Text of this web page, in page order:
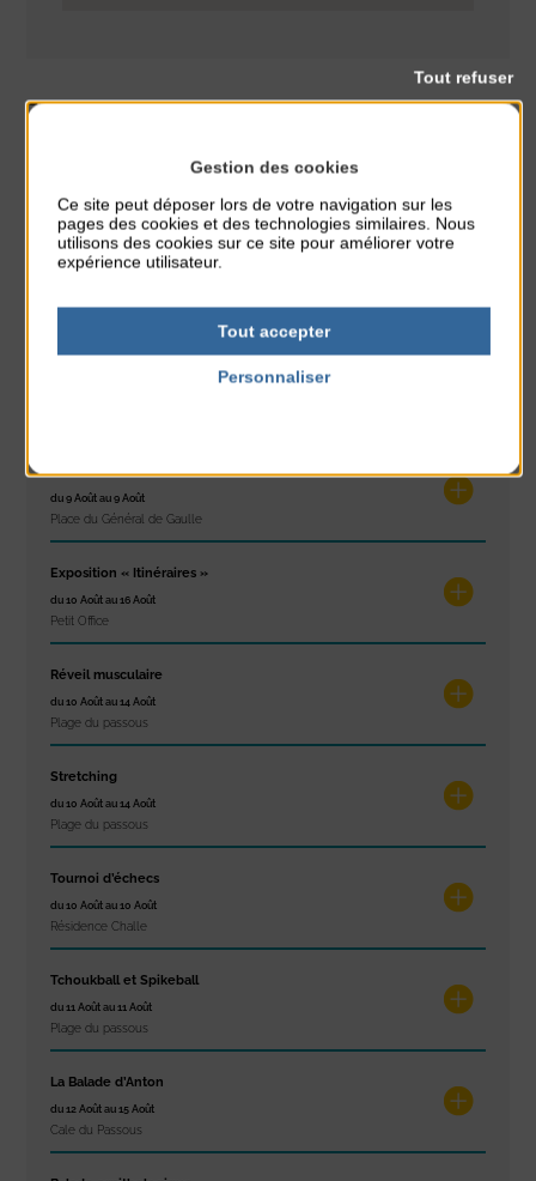
Spectacle Théâtre
PARTAGER CETTE INFO :
Concert
du 9 Août au 9 Août
Place du Général de Gaulle
Exposition « Itinéraires »
du 10 Août au 16 Août
Petit Office
Réveil musculaire
du 10 Août au 14 Août
Plage du passous
Stretching
du 10 Août au 14 Août
Plage du passous
Tournoi d’échecs
du 10 Août au 10 Août
Résidence Challe
Tchoukball et Spikeball
du 11 Août au 11 Août
Plage du passous
La Balade d’Anton
du 12 Août au 15 Août
Cale du Passous
Gestion des cookies
Ce site peut déposer lors de votre navigation sur les
pages des cookies et des technologies similaires. Nous
utilisons des cookies sur ce site pour améliorer votre
expérience utilisateur.
Tout accepter
Tout refuser
Personnaliser